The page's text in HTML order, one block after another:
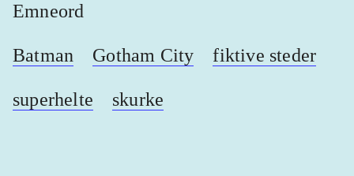
Emneord
Batman Gotham City fiktive steder
superhelte skurke